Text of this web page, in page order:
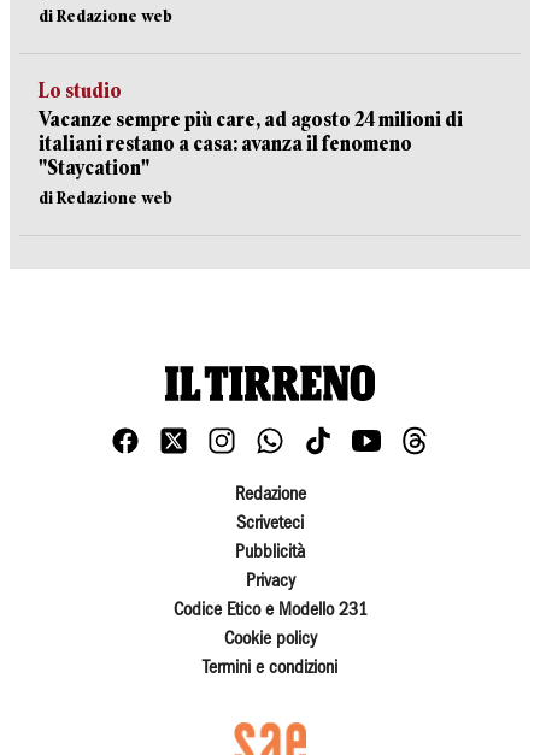
di Redazione web
Lo studio
Vacanze sempre più care, ad agosto 24 milioni di
italiani restano a casa: avanza il fenomeno
"Staycation"
di Redazione web
Redazione
Scriveteci
Pubblicità
Privacy
Codice Etico e Modello 231
Cookie policy
Termini e condizioni